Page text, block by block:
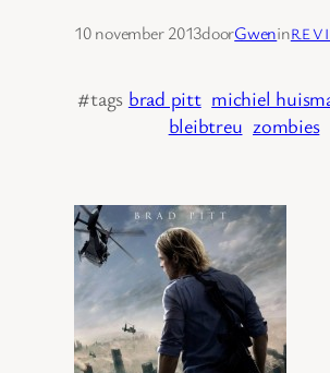
10 november 2013doorGwenin
#tags brad pitt michiel
bleibtreu zombies